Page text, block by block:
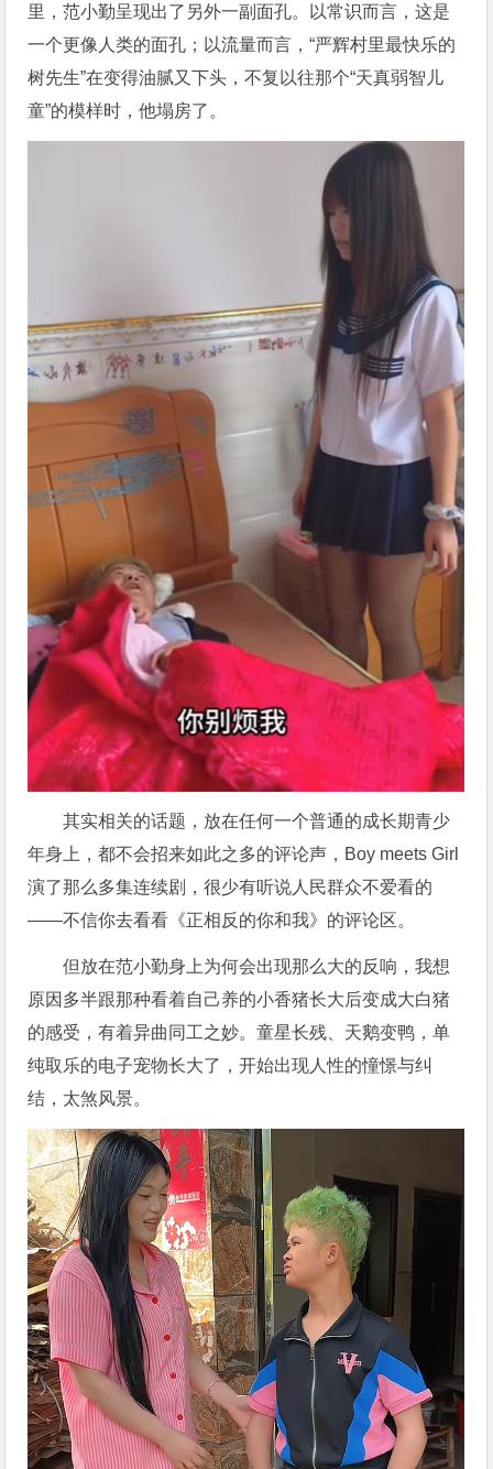
里，范小勤呈现出了另外一副面孔。以常识而言，这是
一个更像人类的面孔；以流量而言，“严辉村里最快乐的
树先生”在变得油腻又下头，不复以往那个“天真弱智儿
童”的模样时，他塌房了。
其实相关的话题，放在任何一个普通的成长期青少
年身上，都不会招来如此之多的评论声，Boy meets Girl
演了那么多集连续剧，很少有听说人民群众不爱看的
——不信你去看看《正相反的你和我》的评论区。
但放在范小勤身上为何会出现那么大的反响，我想
原因多半跟那种看着自己养的小香猪长大后变成大白猪
的感受，有着异曲同工之妙。童星长残、天鹅变鸭，单
纯取乐的电子宠物长大了，开始出现人性的憧憬与纠
结，太煞风景。